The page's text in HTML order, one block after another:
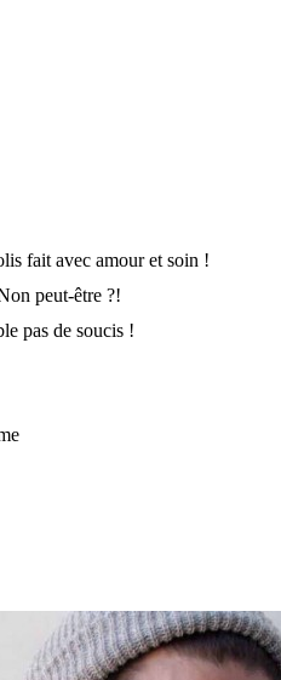
fait avec amour et soin !
peut-être ?!
pas de soucis !